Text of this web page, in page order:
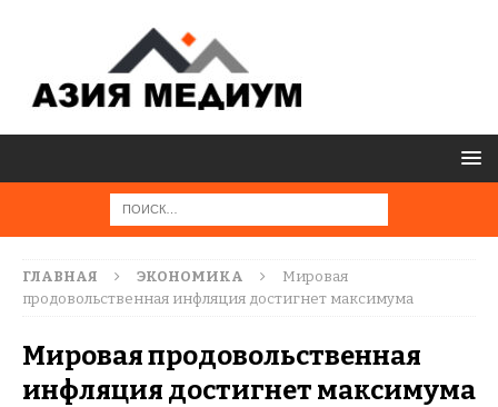
ГЛАВНАЯ ЭКОНОМИКА
Мировая
продовольственная инфляция достигнет максимума
Мировая продовольственная
инфляция достигнет максимума